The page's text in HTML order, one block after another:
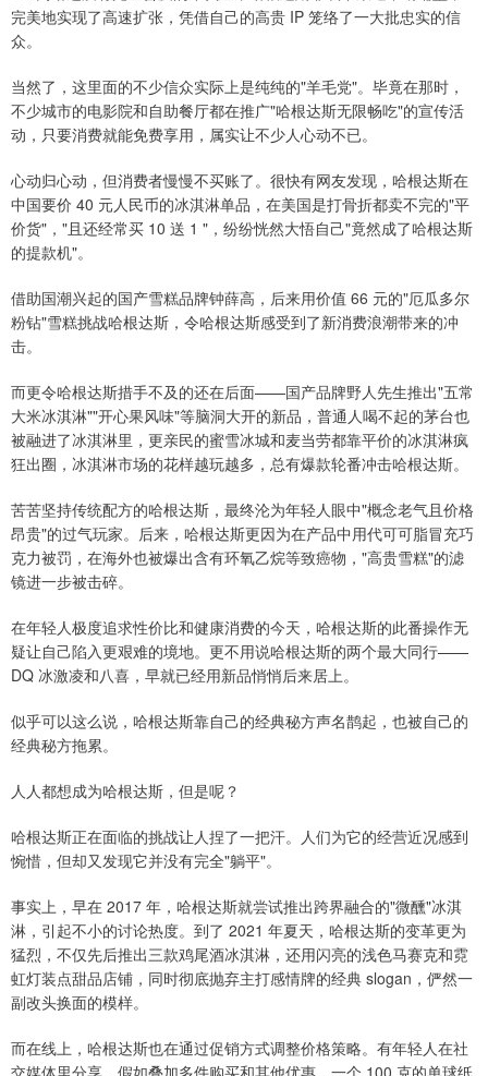
完美地实现了高速扩张，凭借自己的高贵 IP 笼络了一大批忠实的信
众。
当然了，这里面的不少信众实际上是纯纯的"羊毛党"。毕竟在那时，
不少城市的电影院和自助餐厅都在推广"哈根达斯无限畅吃"的宣传活
动，只要消费就能免费享用，属实让不少人心动不已。
心动归心动，但消费者慢慢不买账了。很快有网友发现，哈根达斯在
中国要价 40 元人民币的冰淇淋单品，在美国是打骨折都卖不完的"平
价货"，"且还经常买 10 送 1 "，纷纷恍然大悟自己"竟然成了哈根达斯
的提款机"。
借助国潮兴起的国产雪糕品牌钟薛高，后来用价值 66 元的"厄瓜多尔
粉钻"雪糕挑战哈根达斯，令哈根达斯感受到了新消费浪潮带来的冲
击。
而更令哈根达斯措手不及的还在后面——国产品牌野人先生推出"五常
大米冰淇淋""开心果风味"等脑洞大开的新品，普通人喝不起的茅台也
被融进了冰淇淋里，更亲民的蜜雪冰城和麦当劳都靠平价的冰淇淋疯
狂出圈，冰淇淋市场的花样越玩越多，总有爆款轮番冲击哈根达斯。
苦苦坚持传统配方的哈根达斯，最终沦为年轻人眼中"概念老气且价格
昂贵"的过气玩家。后来，哈根达斯更因为在产品中用代可可脂冒充巧
克力被罚，在海外也被爆出含有环氧乙烷等致癌物，"高贵雪糕"的滤
镜进一步被击碎。
在年轻人极度追求性价比和健康消费的今天，哈根达斯的此番操作无
疑让自己陷入更艰难的境地。更不用说哈根达斯的两个最大同行——
DQ 冰激凌和八喜，早就已经用新品悄悄后来居上。
似乎可以这么说，哈根达斯靠自己的经典秘方声名鹊起，也被自己的
经典秘方拖累。
人人都想成为哈根达斯，但是呢？
哈根达斯正在面临的挑战让人捏了一把汗。人们为它的经营近况感到
惋惜，但却又发现它并没有完全"躺平"。
事实上，早在 2017 年，哈根达斯就尝试推出跨界融合的"微醺"冰淇
淋，引起不小的讨论热度。到了 2021 年夏天，哈根达斯的变革更为
猛烈，不仅先后推出三款鸡尾酒冰淇淋，还用闪亮的浅色马赛克和霓
虹灯装点甜品店铺，同时彻底抛弃主打感情牌的经典 slogan，俨然一
副改头换面的模样。
而在线上，哈根达斯也在通过促销方式调整价格策略。有年轻人在社